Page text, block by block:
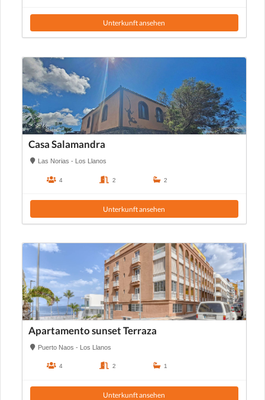
Unterkunft ansehen
Casa Salamandra
Las Norias - Los Llanos
4 2 2
Unterkunft ansehen
Apartamento sunset Terraza
Puerto Naos - Los Llanos
4 2 1
Unterkunft ansehen